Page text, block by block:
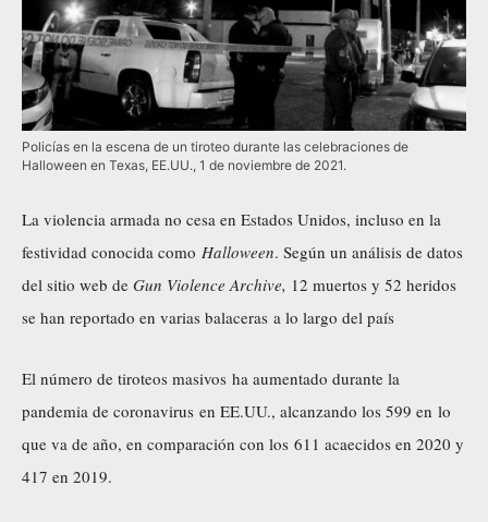
Policías en la escena de un tiroteo durante las celebraciones de
Halloween en Texas, EE.UU., 1 de noviembre de 2021.
La violencia armada no cesa en Estados Unidos, incluso en la
festividad conocida como Halloween. Según un análisis de datos
del sitio web de Gun Violence Archive, 12 muertos y 52 heridos
se han reportado en varias balaceras a lo largo del país
El número de tiroteos masivos ha aumentado durante la
pandemia de coronavirus en EE.UU., alcanzando los 599 en lo
que va de año, en comparación con los 611 acaecidos en 2020 y
417 en 2019.